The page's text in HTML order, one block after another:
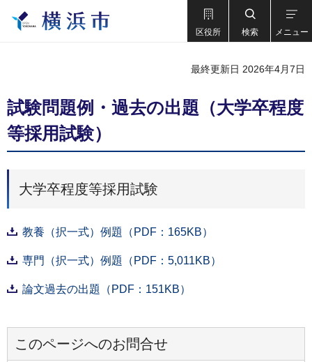
区役所 検索 メニュー
最終更新日 2026年4月7日
試験問題例・過去の出題（大学卒程度
等採用試験）
大学卒程度等採用試験
教養（択一式）例題（PDF：165KB）
専門（択一式）例題（PDF：5,011KB）
論文過去の出題（PDF：151KB）
このページへのお問合せ